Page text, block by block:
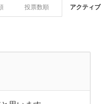
アクティブ
投票数順